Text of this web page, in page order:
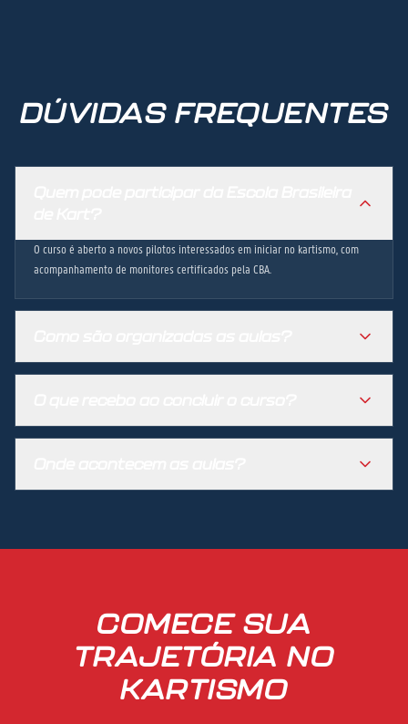
DÚVIDAS FREQUENTES
O curso é aberto a novos pilotos interessados em iniciar no kartismo, com
acompanhamento de monitores certificados pela CBA.
COMECE SUA
TRAJETÓRIA NO
KARTISMO